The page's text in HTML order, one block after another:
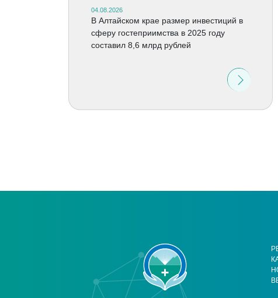
04.08.2026
В Алтайском крае размер инвестиций в
сферу гостеприимства в 2025 году
составил 8,6 млрд рублей